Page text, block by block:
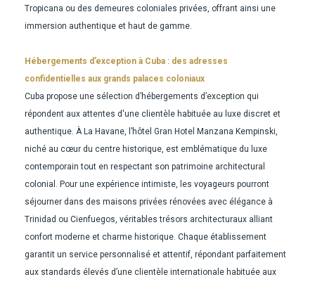
Tropicana ou des demeures coloniales privées, offrant ainsi une
immersion authentique et haut de gamme.
Hébergements d’exception à Cuba : des adresses
confidentielles aux grands palaces coloniaux
Cuba propose une sélection d’hébergements d’exception qui
répondent aux attentes d'une clientèle habituée au luxe discret et
authentique. À La Havane, l’hôtel Gran Hotel Manzana Kempinski,
niché au cœur du centre historique, est emblématique du luxe
contemporain tout en respectant son patrimoine architectural
colonial. Pour une expérience intimiste, les voyageurs pourront
séjourner dans des maisons privées rénovées avec élégance à
Trinidad ou Cienfuegos, véritables trésors architecturaux alliant
confort moderne et charme historique. Chaque établissement
garantit un service personnalisé et attentif, répondant parfaitement
aux standards élevés d’une clientèle internationale habituée aux